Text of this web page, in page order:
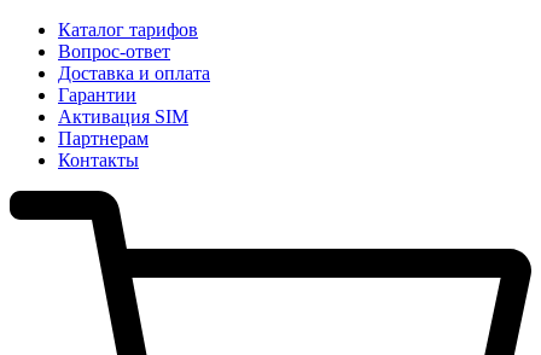
Каталог тарифов
Вопрос-ответ
Доставка и оплата
Гарантии
Активация SIM
Партнерам
Контакты